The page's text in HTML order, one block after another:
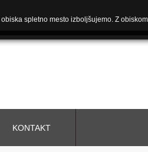
KONTAKT
spletno mesto izboljšujemo. Z